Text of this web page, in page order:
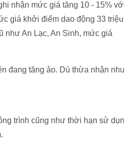
nhận mức giá tăng 10 - 15%
giá khởi điểm dao động 33 triệu
như An Lạc, An Sinh, mức giá
đang tăng ảo. Dù thừa nhận nhu
trình cũng như thời hạn sử